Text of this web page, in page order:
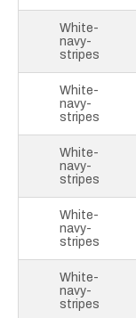
White-
navy-
stripes
White-
navy-
stripes
White-
navy-
stripes
White-
navy-
stripes
White-
navy-
stripes